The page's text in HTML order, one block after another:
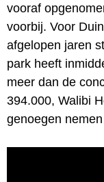
vooraf
voorbij. Voor
afgelopen jaren
park heeft
meer dan de
394.000, Walibi
genoegen